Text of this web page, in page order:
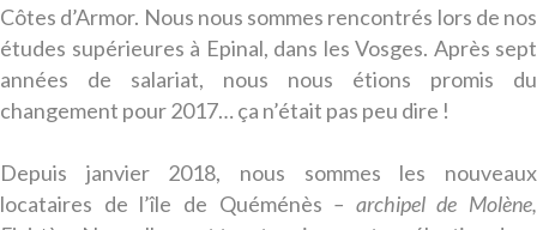
Côtes d’Armor. Nous nous sommes rencontrés lors de nos
études supérieures à Epinal, dans les Vosges. Après sept
années de salariat, nous nous étions promis du
changement pour 2017… ça n’était pas peu dire !
Depuis janvier 2018, nous sommes les nouveaux
locataires de l’île de Quéménès – archipel de Molène,